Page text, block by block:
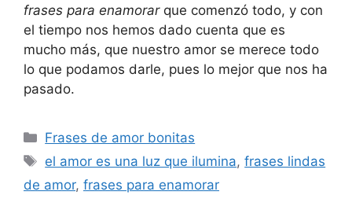
frases para enamorarque comenzó todo, y con
el tiempo nos hemos dado cuenta que es
mucho más, que nuestro amor se merece todo
lo que podamos darle, pues lo mejor que nos ha
pasado.
Categories
Frases de amor bonitas
Tags
el amor es una luz que ilumina,frases lindas
de amor, frases para enamorar